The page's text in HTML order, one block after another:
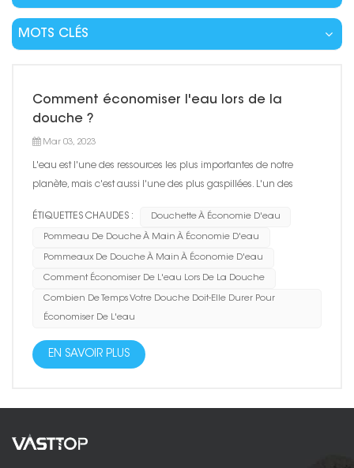
MOTS CLÉS
Comment économiser l'eau lors de la
douche ?
Mar 03, 2023
L'eau est l'une des ressources les plus importantes de notre
planète, mais c'est aussi l'une des plus gaspillées. L'un des
conseils pour économiser l'eau lors de la douche : ...
ÉTIQUETTES CHAUDES : Douchette À Économie D'eau
Pommeau De Douche À Main À Économie D'eau
Pommeaux De Douche À Main À Économie D'eau
Comment Économiser De L'eau Lors De La Douche
Combien De Temps Votre Douche Doit-Elle Durer Pour
Économiser De L'eau
EN SAVOIR PLUS